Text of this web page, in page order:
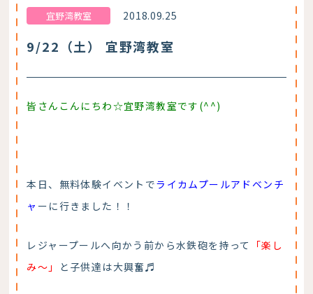
宜野湾教室 2018.09.25
9/22（土） 宜野湾教室
皆さんこんにちわ☆宜野湾教室です(^^)
本日、無料体験イベントでライカムプールアドベンチ
ャ ーに行きました！！
レジャープールへ向かう前から水鉄砲を持って
「楽し
み～」
と子供達は大興奮♬